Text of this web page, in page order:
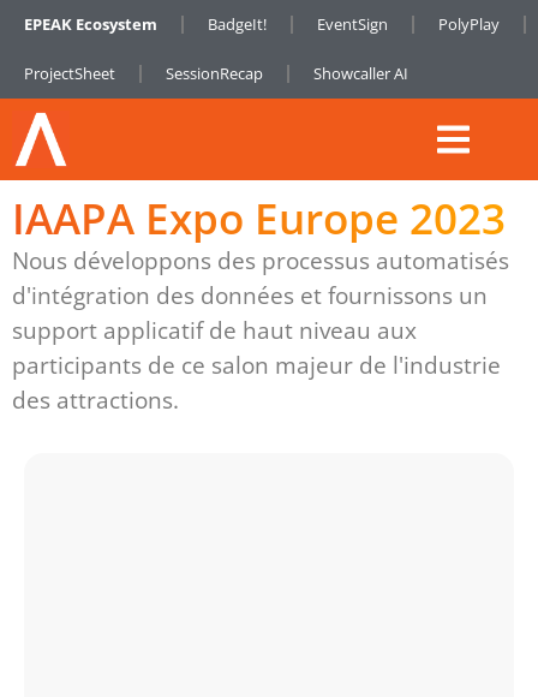
EPEAK Ecosystem BadgeIt! EventSign PolyPlay
ProjectSheet SessionRecap Showcaller AI
IAAPA Expo Europe 2023
Nous développons des processus automatisés
d'intégration des données et fournissons un
support applicatif de haut niveau aux
participants de ce salon majeur de l'industrie
des attractions.